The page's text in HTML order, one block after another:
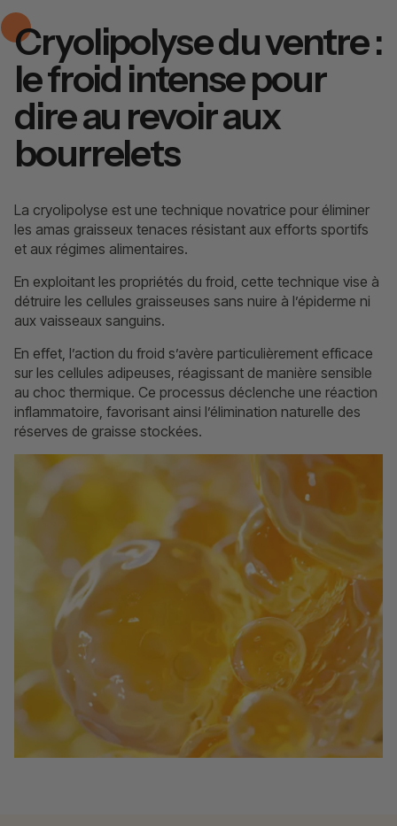
Cryolipolyse du ventre :
le froid intense pour
dire au revoir aux
bourrelets
La cryolipolyse est une technique novatrice pour éliminer
les amas graisseux tenaces résistant aux efforts sportifs
et aux régimes alimentaires.
En exploitant les propriétés du froid, cette technique vise à
détruire les cellules graisseuses sans nuire à l’épiderme ni
aux vaisseaux sanguins.
En effet, l’action du froid s’avère particulièrement efficace
sur les cellules adipeuses, réagissant de manière sensible
au choc thermique. Ce processus déclenche une réaction
inflammatoire, favorisant ainsi l’élimination naturelle des
réserves de graisse stockées.